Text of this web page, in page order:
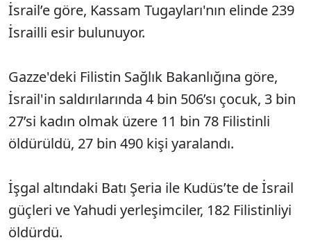
İsrail’e göre, Kassam Tugayları'nın elinde 239
İsrailli esir bulunuyor.
Gazze'deki Filistin Sağlık Bakanlığına göre,
İsrail'in saldırılarında 4 bin 506’sı çocuk, 3 bin
27’si kadın olmak üzere 11 bin 78 Filistinli
öldürüldü, 27 bin 490 kişi yaralandı.
İşgal altındaki Batı Şeria ile Kudüs’te de İsrail
güçleri ve Yahudi yerleşimciler, 182 Filistinliyi
öldürdü.